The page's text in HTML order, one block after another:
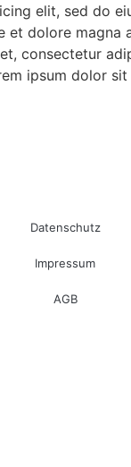
elit, sed do
et dolore magna
consectetur
ipsum dolor sit
Datenschutz
Impressum
AGB